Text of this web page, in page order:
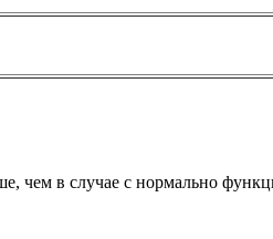
чем в случае с нормально